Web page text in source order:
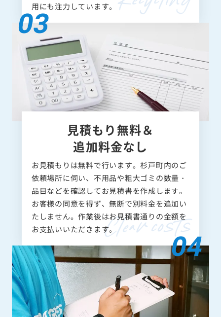
用にも注力しています。
見積もり無料＆
追加料金なし
お見積もりは無料で行います。杉戸町内のご
依頼場所に伺い、不用品や粗大ゴミの数量・
品目などを確認してお見積書を作成します。
お客様の同意を得ず、無断で別料金を追加い
たしません。作業後はお見積書通りの金額を
お支払いいただきます。